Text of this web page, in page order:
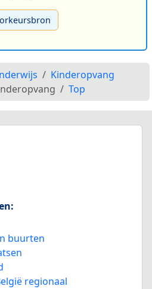
Kinderopvang
Top
buurten
regionaal